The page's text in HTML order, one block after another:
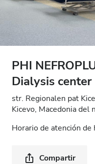
PHI
Dialysis center
str. Regionalen pat
Kicevo, Macedonia del
Horario de atención
Compartir